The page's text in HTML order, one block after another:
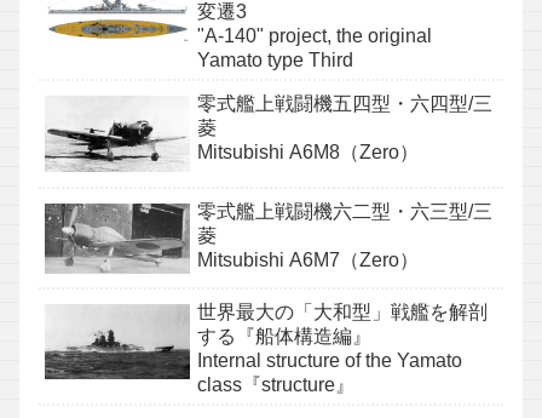
変遷3
"A-140" project, the original
Yamato type Third
零式艦上戦闘機五四型・六四型/三
菱
Mitsubishi A6M8（Zero）
零式艦上戦闘機六二型・六三型/三
菱
Mitsubishi A6M7（Zero）
世界最大の「大和型」戦艦を解剖
する『船体構造編』
Internal structure of the Yamato
class『structure』